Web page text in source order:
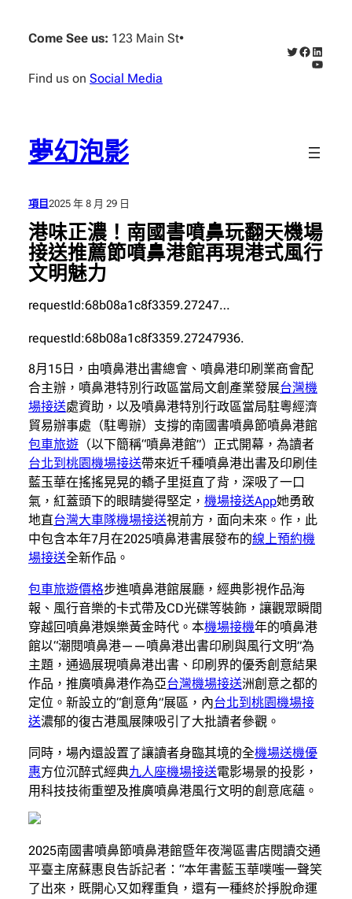
Come See us: 123 Main St•
Find us on Social Media
X Facebook
夢幻泡影
項目 2025 年 8 月 29 日
港味正濃！南國書噴鼻玩翻天機場
接送推薦節噴鼻港館再現港式風行
文明魅力
requestId:68b08a1c8f3359.27247…
requestId:68b08a1c8f3359.27247936.
8月15日，由噴鼻港出書總會、噴鼻港印刷業商會配
合主辦，噴鼻港特別行政區當局文創產業發展台灣機
場接送處資助，以及噴鼻港特別行政區當局駐粵經濟
貿易辦事處（駐粵辦）支撐的南國書噴鼻節噴鼻港館
包車旅遊 （以下簡稱“噴鼻港館”）正式開幕，為讀者
台北到桃園機場接送帶來近千種噴鼻港出書及印刷佳
藍玉華在搖搖晃晃的轎子里挺直了背，深吸了一口
氣，紅蓋頭下的眼睛變得堅定， 機場接送App她勇敢
地直台灣大車隊機場接送視前方，面向未來。作，此
中包含本年7月在2025噴鼻港書展發布的線上預約機
場接送全新作品。
包車旅遊價格步進噴鼻港館展廳，經典影視作品海
報、風行音樂的卡式帶及CD光碟等裝飾，讓觀眾瞬間
穿越回噴鼻港娛樂黃金時代。本機場接機年的噴鼻港
館以“潮閱噴鼻港——噴鼻港出書印刷與風行文明”為
主題，通過展現噴鼻港出書、印刷界的優秀創意結果
作品，推廣噴鼻港作為亞台灣機場接送洲創意之都的
定位。新設立的“創意角”展區，內台北到桃園機場接
送濃郁的復古港風展陳吸引了大批讀者參觀。
同時，場內還設置了讓讀者身臨其境的全機場送機優
惠方位沉醉式經典九人座機場接送電影場景的投影，
用科技技術重塑及推廣噴鼻港風行文明的創意底蘊。
2025南國書噴鼻節噴鼻港館暨年夜灣區書店閱讀交通
平臺主席蘇惠良告訴記者：“本年書藍玉華噗嗤一聲笑
了出來，既開心又如釋重負，還有一種終於掙脫命運